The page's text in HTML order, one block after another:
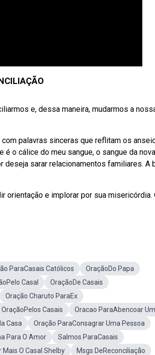
e, dessa maneira, mudarmos a
palavras sinceras que reflitam os
o cálice do meu sangue, o sangue da
deseja sarar relacionamentos familiares. A
e implorar por sua misericórdia.
ParaCasais Católicos
OraçãoDo Papa
Casal
OraçãoDe Casais
Oração Charuto ParaEx
OraçãoPelos Casais
Oracao ParaAbencoar Um
Casa
Oração ParaConsagrar Uma Pessoa
Para O Amor
Salmos ParaCasais
Mais O Casal Shelby
Msgs DeReconciliação